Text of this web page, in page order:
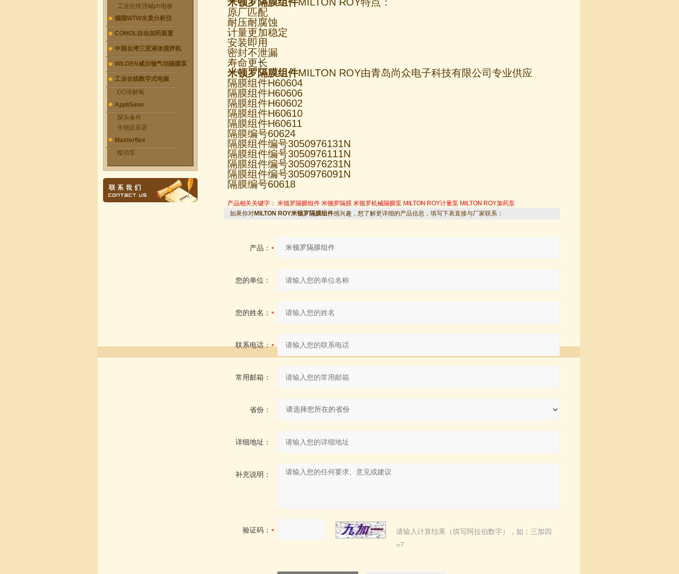
工业在线强碱ph电极
德国WTW水质分析仪
COMOL自动加药装置
中国台湾三亚液体搅拌机
WILDEN威尔顿气动隔膜泵
工业在线数字式电极
DO溶解氧
AppliSens
探头备件
生物反应器
Masterflex
蠕动泵
原厂匹配
耐压耐腐蚀
计量更加稳定
安装即用
密封不泄漏
寿命更长
米顿罗隔膜组件MILTON ROY由青岛尚众电子科技有限公司专业供应
隔膜组件H60604
隔膜组件H60606
隔膜组件H60602
隔膜组件H60610
隔膜组件H60611
隔膜编号60624
隔膜组件编号3050976131N
隔膜组件编号3050976111N
隔膜组件编号3050976231N
隔膜组件编号3050976091N
隔膜编号60618
产品相关关键字： 米顿罗隔膜组件 米顿罗隔膜 米顿罗机械隔膜泵 MILTON ROY计量泵 MILTON ROY加药泵
如果你对MILTON ROY米顿罗隔膜组件感兴趣，想了解更详细的产品信息，填写下表直接与厂家联系：
产品：
您的单位：
您的姓名：
联系电话：
常用邮箱：
省份：
详细地址：
补充说明：
验证码：
请输入计算结果（填写阿拉伯数字），如：三加四
=7